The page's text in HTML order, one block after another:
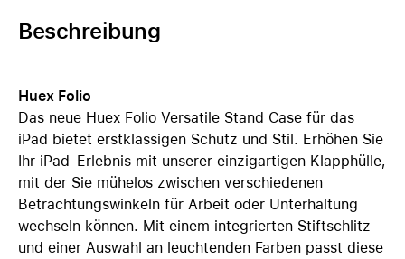
Beschreibung
Huex Folio
Das neue Huex Folio Versatile Stand Case für das
iPad bietet erstklassigen Schutz und Stil. Erhöhen Sie
Ihr iPad-Erlebnis mit unserer einzigartigen Klapphülle,
mit der Sie mühelos zwischen verschiedenen
Betrachtungswinkeln für Arbeit oder Unterhaltung
wechseln können. Mit einem integrierten Stiftschlitz
und einer Auswahl an leuchtenden Farben passt diese